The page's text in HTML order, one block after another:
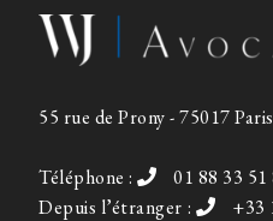
55 rue de Prony - 75017
Téléphone : 01 88 33
Depuis l’étranger :
+33